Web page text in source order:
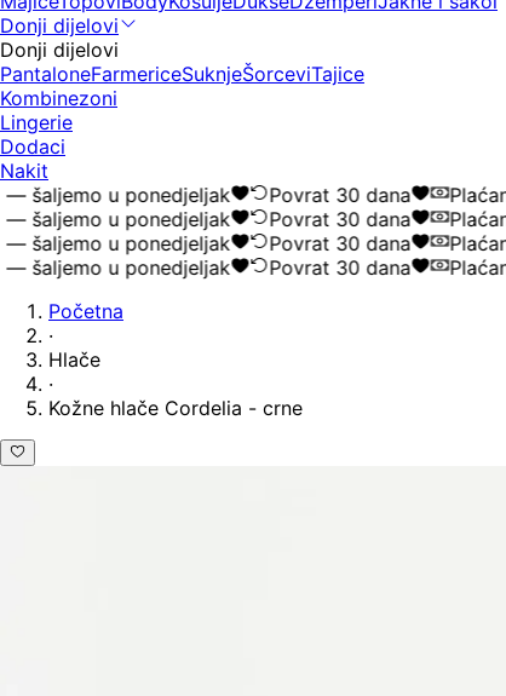
Donji dijelovi
Donji dijelovi
PantaloneFarmericeSuknjeŠorceviTajice
Kombinezoni
Lingerie
Dodaci
Nakit
u ponedjeljak
Povrat 30 dana
u ponedjeljak
Povrat 30 dana
u ponedjeljak
Povrat 30 dana
u ponedjeljak
Povrat 30 dana
Početna
·
Hlače
·
Kožne hlače Cordelia - crne